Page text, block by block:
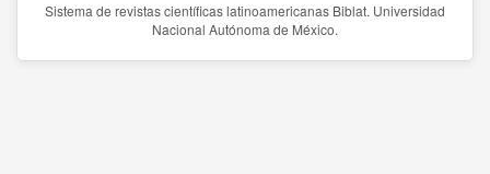
Sistema de revistas científicas latinoamericanas Biblat. Universidad
Nacional Autónoma de México.